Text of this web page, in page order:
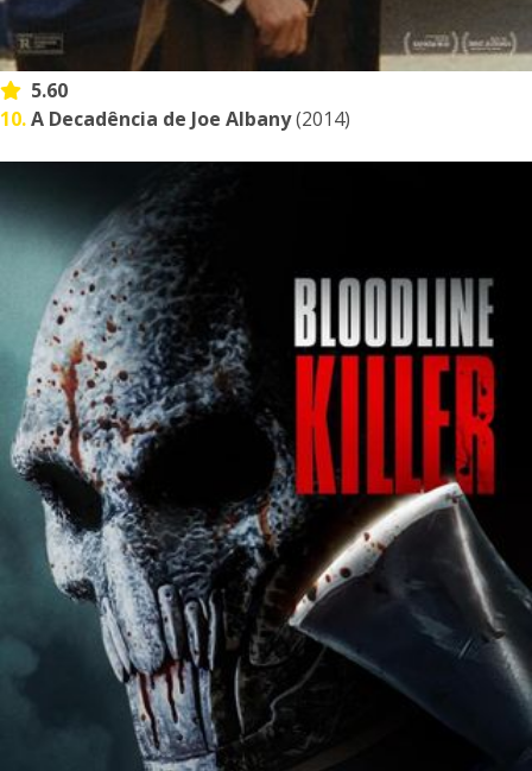
5.60
10.A Decadência de Joe Albany(2014)